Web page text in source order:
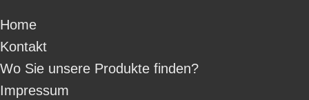
Home
Kontakt
Wo Sie unsere Produkte finden?
Impressum